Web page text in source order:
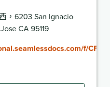
，6203 San Ignacio
CA 95119
f/